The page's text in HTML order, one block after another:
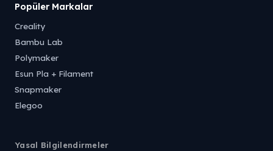
Popüler Markalar
Creality
Bambu Lab
Polymaker
Esun Pla + Filament
Snapmaker
Elegoo
Yasal Bilgilendirmeler